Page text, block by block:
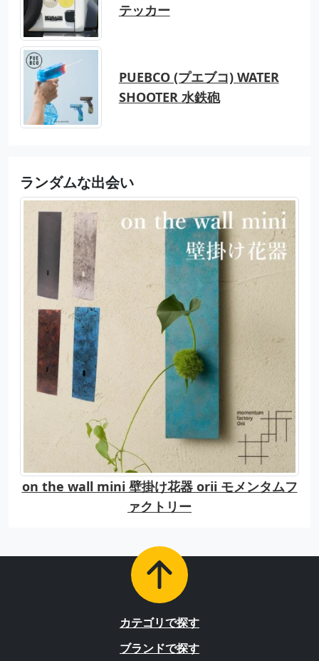
テッカー
PUEBCO (プエブコ) WATER
SHOOTER 水鉄砲
ランダムな出会い
on the wall mini 壁掛け花器 orii モメンタムフ
ァクトリー
カテゴリで探す
ブランドで探す